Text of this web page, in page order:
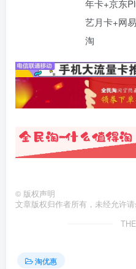
© 版权声明
文章版权归作者所有，未经允许请
淘优惠